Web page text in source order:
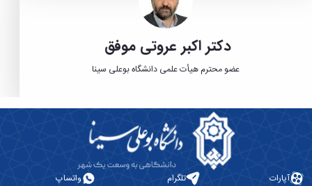
دکتر اکبر عروتی موفق
عضو محترم هیأت علمی دانشگاه بوعلی سینا
آپارات تلگرام واتساپ